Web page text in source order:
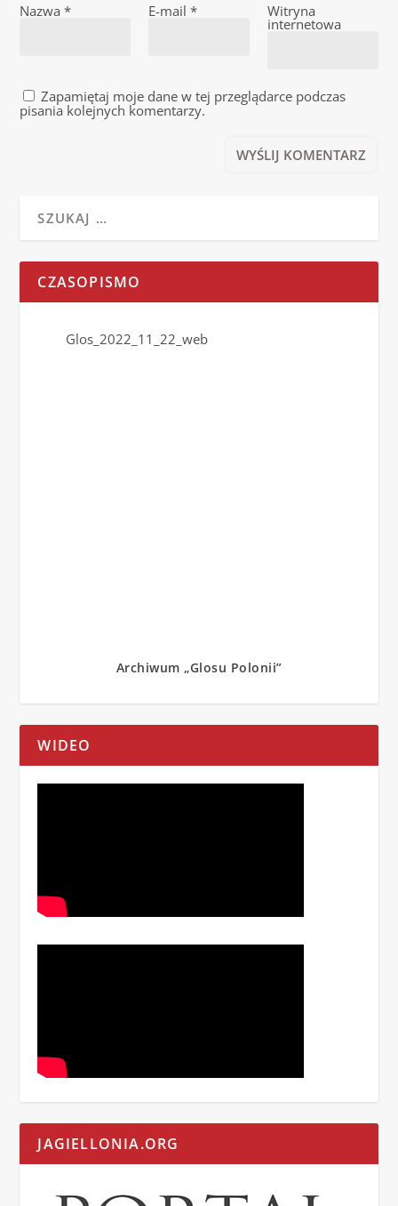
Nazwa* E-mail * Witryna
internetowa
Zapamiętaj moje dane w tej przeglądarce podczas
pisania kolejnych komentarzy.
CZASOPISMO
Glos_2022_11_22_web
Archiwum „Glosu Polonii”
WIDEO
JAGIELLONIA.ORG